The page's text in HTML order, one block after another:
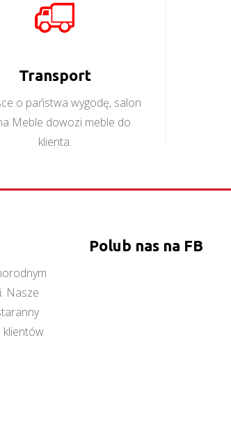
Transport
o państwa wygodę, salon
Meble dowozi meble do
klienta.
Nasze
klientów
Polub nas na FB